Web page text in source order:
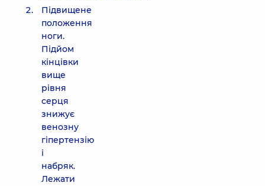
Підвищене
положення
ноги.
Підйом
кінцівки
вище
рівня
серця
знижує
венозну
гіпертензію
і
набряк.
Лежати